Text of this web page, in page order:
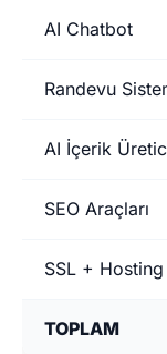
AI Chatbot
Randevu
AI İçerik
SEO Araçları
SSL + Hosting
TOPLAM